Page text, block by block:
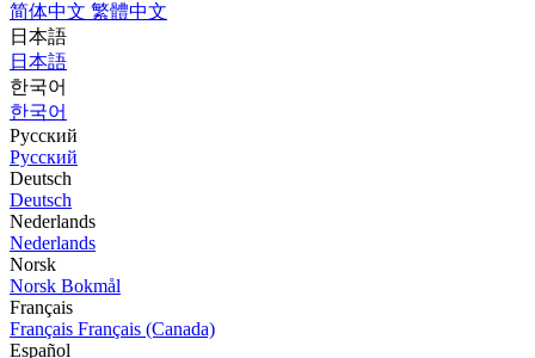
简体中文 繁體中文
日本語
日本語
한국어
한국어
Русский
Русский
Deutsch
Deutsch
Nederlands
Nederlands
Norsk
Norsk Bokmål
Français
Français Français (Canada)
Español